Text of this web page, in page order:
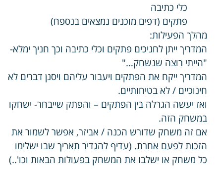
כלי כתיבה
פתקים (דפים מוכנים נמצאים בנספח)
מהלך הפעילות:
המדריך ייתן לחניכים פתקים וכלי כתיבה וכך חניך ימלא-
"הייתי רוצה שנשחק…"
המדריך ייקח את הפתקים ויעבור עליהם ויסנן דברים לא
חינוכיים / לא בטיחותיים.
ואז יעשה הגרלה בין הפתקים – והפתק שייבחר- ישחקו
במשחק הזה.
אם זה משחק שדורש הכנה / אביזר, אפשר לשמור את
הזכות לפעם אחרת. (עדיף להגדיר תאריך שבו ישלימו
כל משחק או ישלבו את המשחק בפעולות הבאות וכו'..)